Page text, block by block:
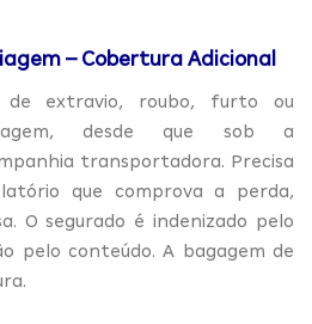
– Cobertura Adicional
de extravio, roubo, furto ou
desde que sob a
transportadora. Precisa
que comprova a perda,
O segurado é indenizado pelo
pelo conteúdo. A bagagem de